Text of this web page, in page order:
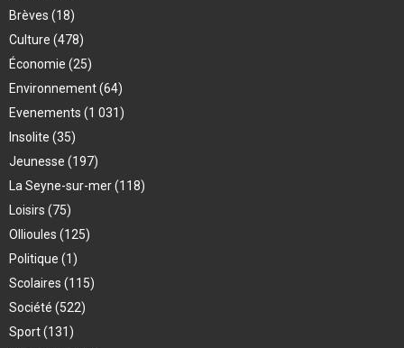
Brèves (18)
Culture (478)
Économie (25)
Environnement(64)
Evenements (1 031)
Insolite (35)
Jeunesse (197)
La Seyne-sur-mer(118)
Loisirs (75)
Ollioules (125)
Politique (1)
Scolaires (115)
Société (522)
Sport(131)